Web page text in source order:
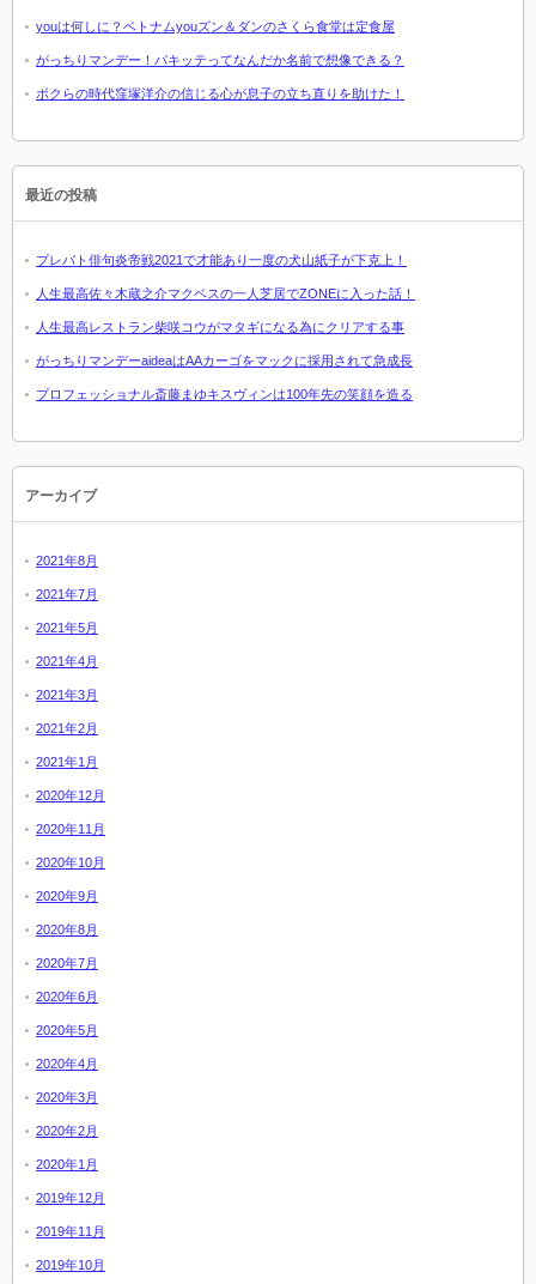
youは何しに？ベトナムyouズン＆ダンのさくら食堂は定食屋
がっちりマンデー！パキッテってなんだか名前で想像できる？
ボクらの時代窪塚洋介の信じる心が息子の立ち直りを助けた！
最近の投稿
プレバト俳句炎帝戦2021で才能あり一度の犬山紙子が下克上！
人生最高佐々木蔵之介マクベスの一人芝居でZONEに入った話！
人生最高レストラン柴咲コウがマタギになる為にクリアする事
がっちりマンデーaideaはAAカーゴをマックに採用されて急成長
プロフェッショナル斎藤まゆキスヴィンは100年先の笑顔を造る
アーカイブ
2021年8月
2021年7月
2021年5月
2021年4月
2021年3月
2021年2月
2021年1月
2020年12月
2020年11月
2020年10月
2020年9月
2020年8月
2020年7月
2020年6月
2020年5月
2020年4月
2020年3月
2020年2月
2020年1月
2019年12月
2019年11月
2019年10月